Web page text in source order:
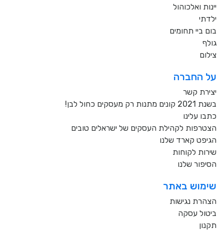
יינות ואלכוהול
ילדתי
בום ביי תחומים
גולף
צילום
על החברה
יצירת קשר
בשנת 2021 קונים מתנות רק מעסקים כחול לבן!
כתבו עלינו
הצטרפות לקהילת העסקים של ישראלים טובים
הגיפט קארד שלנו
שירות לקוחות
הסיפור שלנו
שימוש באתר
הצהרת נגישות
ביטול עסקה
תקנון